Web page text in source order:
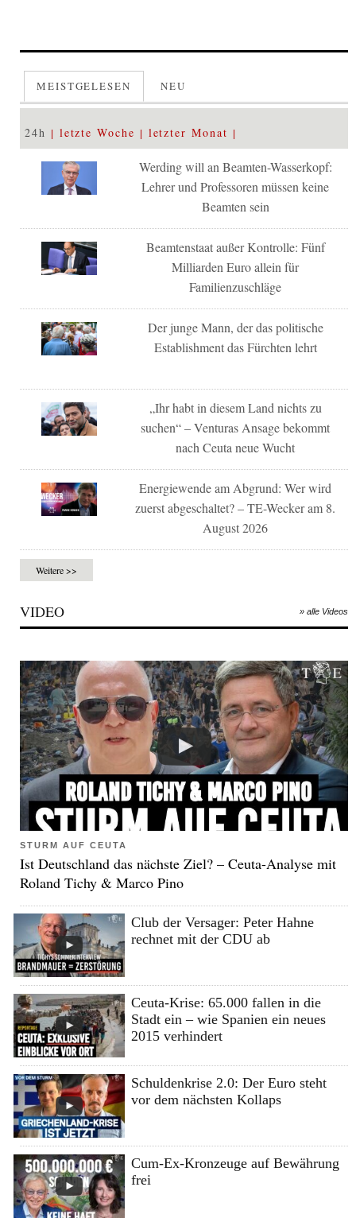
MEISTGELESEN NEU
24h letzte Woche letzter Monat
Werding will an Beamten-Wasserkopf:
Lehrer und Professoren müssen keine
Beamten sein
Beamtenstaat außer Kontrolle: Fünf
Milliarden Euro allein für
Familienzuschläge
Der junge Mann, der das politische
Establishment das Fürchten lehrt
„Ihr habt in diesem Land nichts zu
suchen“ – Venturas Ansage bekommt
nach Ceuta neue Wucht
Energiewende am Abgrund: Wer wird
zuerst abgeschaltet? – TE-Wecker am 8.
August 2026
Weitere >>
VIDEO » alle Videos
STURM AUF CEUTA
Ist Deutschland das nächste Ziel? – Ceuta-Analyse mit
Roland Tichy & Marco Pino
Club der Versager: Peter Hahne
rechnet mit der CDU ab
Ceuta-Krise: 65.000 fallen in die
Stadt ein – wie Spanien ein neues
2015 verhindert
Schuldenkrise 2.0: Der Euro steht
vor dem nächsten Kollaps
Cum-Ex-Kronzeuge auf Bewährung
frei